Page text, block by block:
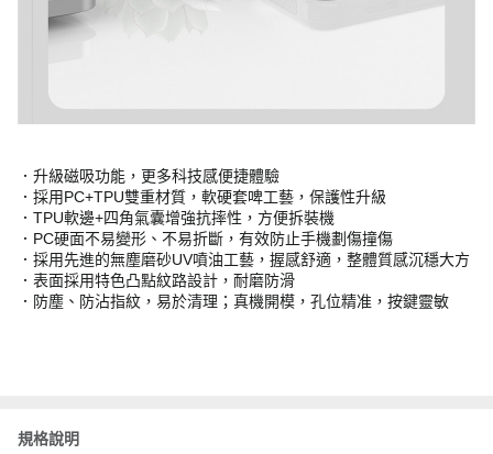
．升級磁吸功能，更多科技感便捷體驗
．採用PC+TPU雙重材質，軟硬套啤工藝，保護性升級
．TPU軟邊+四角氣囊增強抗摔性，方便拆裝機
．PC硬面不易變形、不易折斷，有效防止手機劃傷撞傷
．採用先進的無塵磨砂UV噴油工藝，握感舒適，整體質感沉穩大方
．表面採用特色凸點紋路設計，耐磨防滑
．防塵、防沾指紋，易於清理；真機開模，孔位精准，按鍵靈敏
規格說明